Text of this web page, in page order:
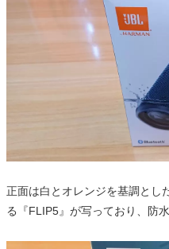
正面は白とオレンジを基調とし
る『FLIP5』が写っており、防